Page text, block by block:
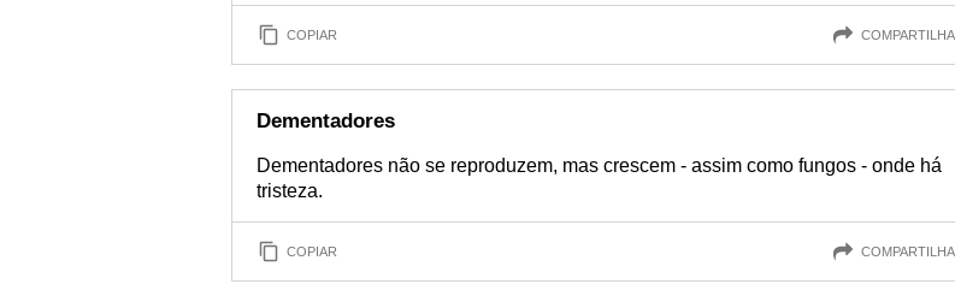
COPIAR
Dementadores
Dementadores não se reproduzem, mas crescem - assim como fungos - onde há
tristeza.
COPIAR